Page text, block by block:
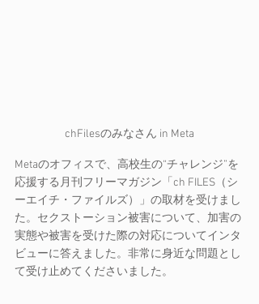
chFilesのみなさん in Meta
Metaのオフィスで、高校生の“チャレンジ”を
応援する月刊フリーマガジン「ch FILES（シ
ーエイチ・ファイルズ）」の取材を受けまし
た。セクストーション被害について、加害の
実態や被害を受けた際の対応についてインタ
ビューに答えました。非常に身近な問題とし
て受け止めてくださいました。